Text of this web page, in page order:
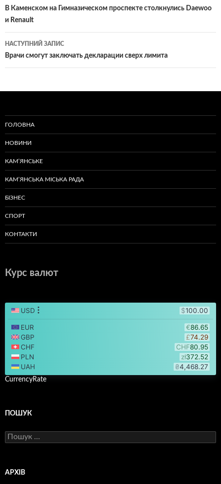
по
В Каменском на Гимназическом проспекте столкнулись Daewoo
и Renault
НАСТУПНИЙ ЗАПИС
Врачи смогут заключать декларации сверх лимита
ГОЛОВНА
НОВИНИ
КАМ’ЯНСЬКЕ
КАМ’ЯНСЬКА МІСЬКА РАДА
БІЗНЕС
СПОРТ
КОНТАКТИ
Курс валют
CurrencyRate
ПОШУК
Пошук:
АРХІВ